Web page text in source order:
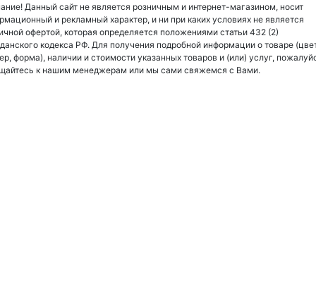
Данный сайт не является розничным и интернет-магазином, носит
и рекламный характер, и ни при каких условиях не является
офертой, которая определяется положениями статьи 432 (2)
кодекса РФ. Для получения подробной информации о товаре
форма), наличии и стоимости указанных товаров и (или) услуг,
к нашим менеджерам или мы сами свяжемся с Вами.